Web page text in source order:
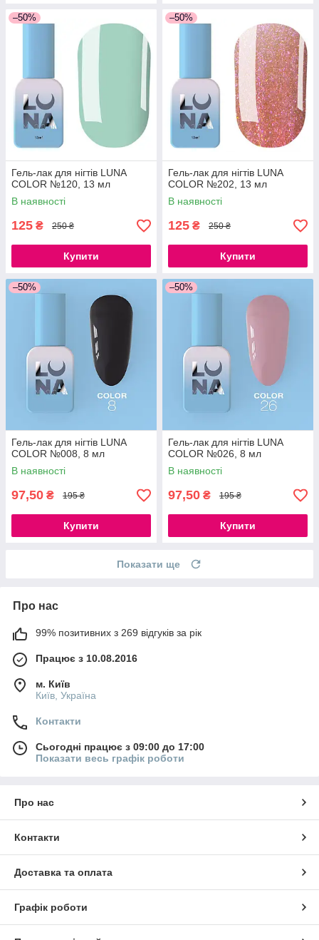
–50%
Гель-лак для нігтів LUNA
COLOR №120, 13 мл
В наявності
125 ₴ 250 ₴
Купити
–50%
Гель-лак для нігтів LUNA
COLOR №202, 13 мл
В наявності
125 ₴ 250 ₴
Купити
–50%
Гель-лак для нігтів LUNA
COLOR №008, 8 мл
В наявності
97,50 ₴ 195 ₴
Купити
–50%
Гель-лак для нігтів LUNA
COLOR №026, 8 мл
В наявності
97,50 ₴ 195 ₴
Купити
Показати ще
Про нас
99% позитивних з 269 відгуків за рік
Працює з 10.08.2016
м. Київ
Київ, Україна
Контакти
Сьогодні працює з 09:00 до 17:00
Показати весь графік роботи
Про нас
Контакти
Доставка та оплата
Графік роботи